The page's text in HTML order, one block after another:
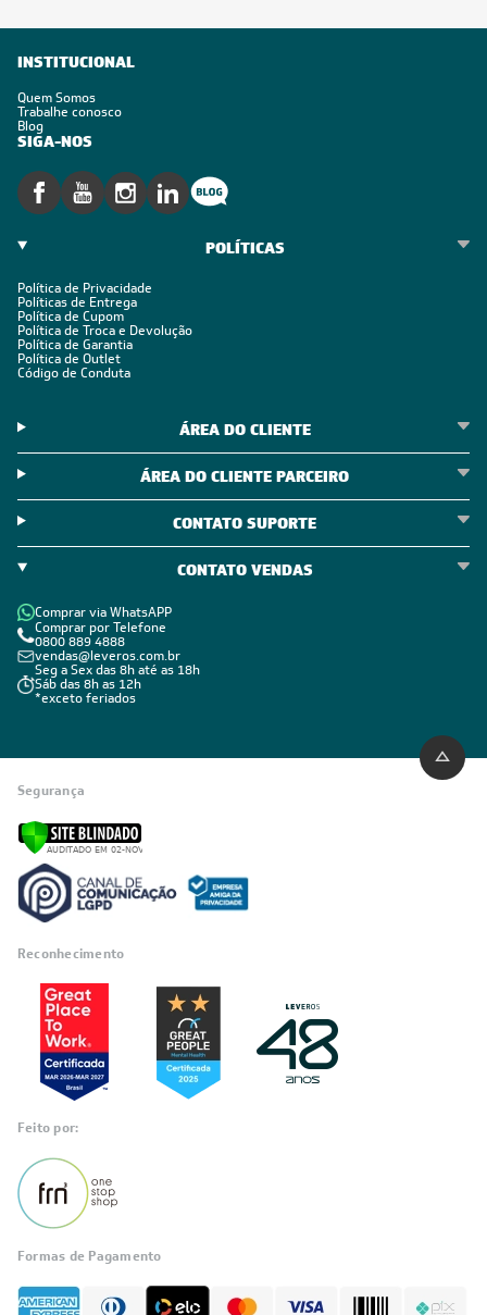
INSTITUCIONAL
Quem Somos
Trabalhe conosco
Blog
SIGA-NOS
POLÍTICAS
Política de Privacidade
Políticas de Entrega
Política de Cupom
Política de Troca e Devolução
Política de Garantia
Política de Outlet
Código de Conduta
ÁREA DO CLIENTE
ÁREA DO CLIENTE PARCEIRO
CONTATO SUPORTE
CONTATO VENDAS
Comprar via WhatsAPP
Comprar por Telefone
0800 889 4888
vendas@leveros.com.br
Seg a Sex das 8h até as 18h
Sáb das 8h as 12h
*exceto feriados
Segurança
Reconhecimento
Feito por:
Formas de Pagamento
Fale com a LIA